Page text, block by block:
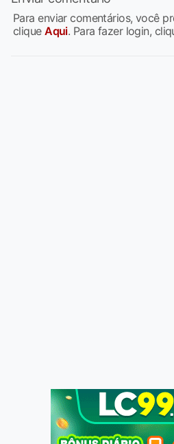
Para enviar comentários, você
cliqueAqui. Para fazer login,